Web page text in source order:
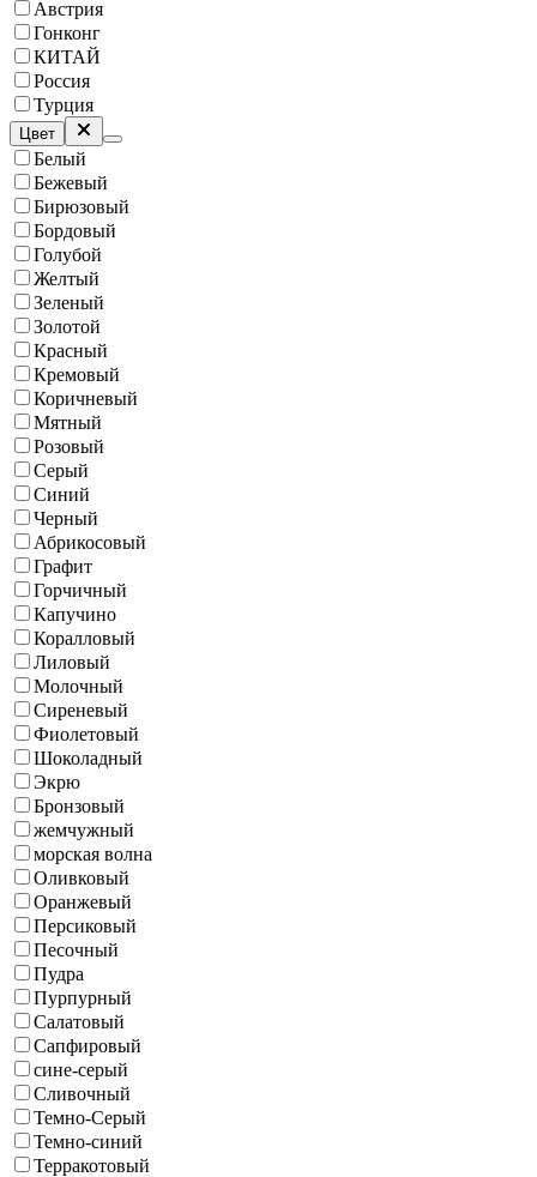
Австрия
Гонконг
КИТАЙ
Россия
Турция
Цвет
Белый
Бежевый
Бирюзовый
Бордовый
Голубой
Желтый
Зеленый
Золотой
Красный
Кремовый
Коричневый
Мятный
Розовый
Серый
Синий
Черный
Абрикосовый
Графит
Горчичный
Капучино
Коралловый
Лиловый
Молочный
Сиреневый
Фиолетовый
Шоколадный
Экрю
Бронзовый
жемчужный
морская волна
Оливковый
Оранжевый
Персиковый
Песочный
Пудра
Пурпурный
Салатовый
Сапфировый
сине-серый
Сливочный
Темно-Серый
Темно-синий
Терракотовый